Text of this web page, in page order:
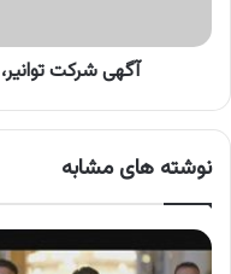
درجه
آگهی شرکت توانیر،
نوشته های مشابه